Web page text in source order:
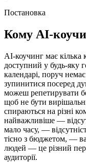
Постановка
Кому AI-
AI-коучинг має кілька
доступний у будь-яку
календарі, поруч
зупинитися посеред
можеш репетирувати
щоб не бути
спираються на різні
найважливіше —
мало часу, —
тісно з бюджетом, —
людей — це різний
аудиторії.